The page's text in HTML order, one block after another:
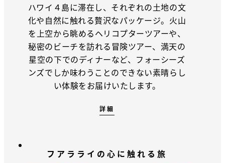
ハワイ４島に滞在し、それぞれの土地の文
化や自然に触れる贅沢なパッケージ。火山
を上空から眺めるヘリコプターツアーや、
秘密のビーチを訪れる冒険ツアー、満天の
星空の下でのディナーなど、フォーシーズ
ンズでしか味わうことのできない素晴らし
い体験をお届けいたします。
詳細
フアラライの心に触れる旅